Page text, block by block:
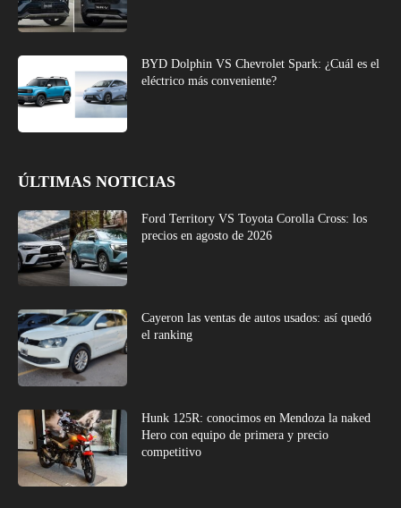
BYD Dolphin VS Chevrolet Spark: ¿Cuál es el
eléctrico más conveniente?
ÚLTIMAS NOTICIAS
Ford Territory VS Toyota Corolla Cross: los
precios en agosto de 2026
Cayeron las ventas de autos usados: así quedó
el ranking
Hunk 125R: conocimos en Mendoza la naked
Hero con equipo de primera y precio
competitivo